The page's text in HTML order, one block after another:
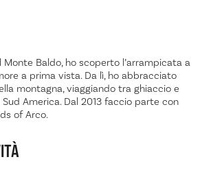
Baldo, ho scoperto l’arrampicata a
a prima vista. Da lì, ho abbracciato
montagna, viaggiando tra ghiaccio e
America. Dal 2013 faccio parte con
of Arco.